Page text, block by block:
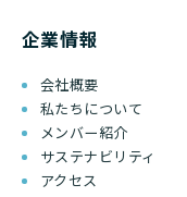
企業情報
会社概要
私たちについて
メンバー紹介
サステナビリティ
アクセス